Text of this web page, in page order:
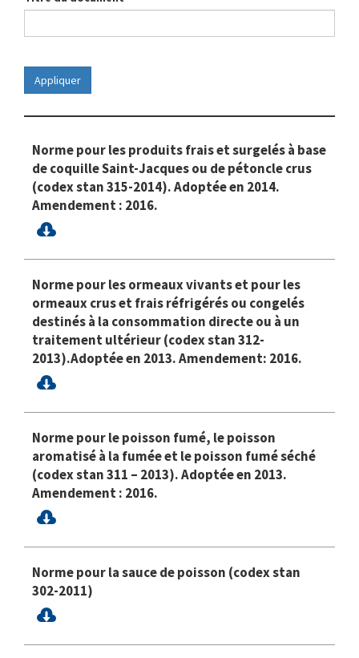
Norme pour les produits frais et surgelés à base
de coquille Saint-Jacques ou de pétoncle crus
(codex stan 315-2014). Adoptée en 2014.
Amendement : 2016.
Norme pour les ormeaux vivants et pour les
ormeaux crus et frais réfrigérés ou congelés
destinés à la consommation directe ou à un
traitement ultérieur (codex stan 312-
2013).Adoptée en 2013. Amendement: 2016.
Norme pour le poisson fumé, le poisson
aromatisé à la fumée et le poisson fumé séché
(codex stan 311 – 2013). Adoptée en 2013.
Amendement : 2016.
Norme pour la sauce de poisson (codex stan
302-2011)